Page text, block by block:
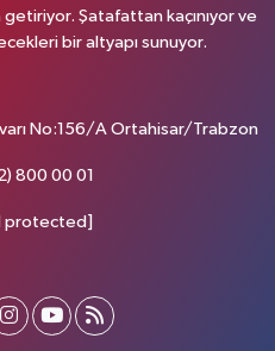
Şatafattan kaçınıyor ve
bir altyapı sunuyor.
No:156/A Ortahisar/Trabzon
800 00 01
protected]